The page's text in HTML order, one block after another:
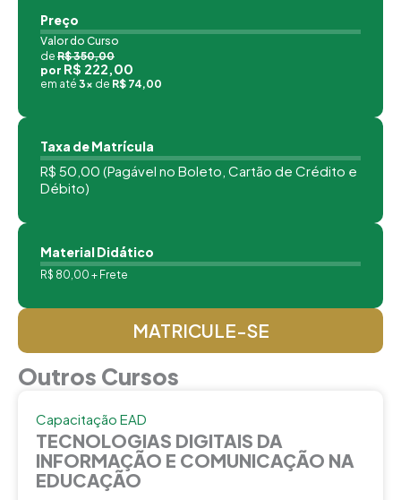
Preço
Valor do Curso
de R$ 350,00
por R$ 222,00
em até 3x de R$ 74,00
Taxa de Matrícula
R$ 50,00 (Pagável no Boleto, Cartão de Crédito e
Débito)
Material Didático
R$ 80,00 + Frete
MATRICULE-SE
Outros Cursos
Capacitação EAD
TECNOLOGIAS DIGITAIS DA
INFORMAÇÃO E COMUNICAÇÃO NA
EDUCAÇÃO